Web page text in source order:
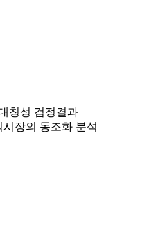
칭성 검정결과
장의 동조화 분석